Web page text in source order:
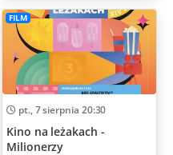
FILM
pt., 7 sierpnia 20:30
Kino na leżakach -
Milionerzy